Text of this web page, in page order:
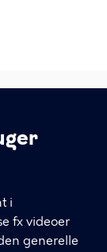
i
fx videoer
generelle